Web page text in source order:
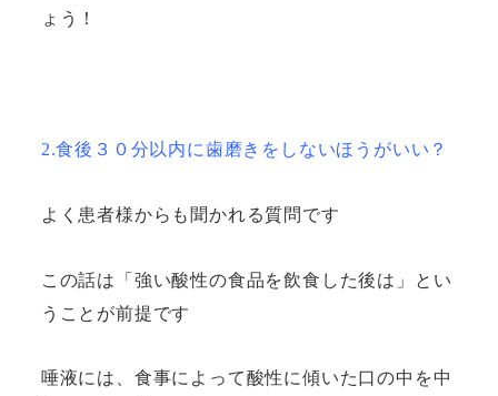
ょう！
2.食後３０分以内に歯磨きをしないほうがいい？
よく患者様からも聞かれる質問です
この話は「強い酸性の食品を飲食した後は」とい
うことが前提です
唾液には、食事によって酸性に傾いた口の中を中